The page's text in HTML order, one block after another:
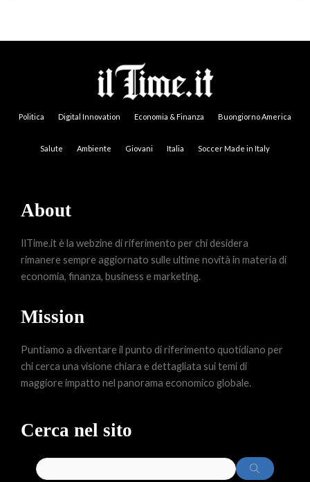
Politica Digital Innovation Economia & Finanza Buongiorno America
Salute Ambiente Giovani Italia Soccer Made in Italy
About
IlTime.it è la webzine di riferimento per chi desidera
rimanere sempre aggiornato sulle ultime novità in materia di
economia, finanza, business e marketing.
Mission
Puntiamo a diventare il punto di riferimento quotidiano per
chi cerca una visione chiara e dettagliata sui temi di
maggiore impatto nel panorama economico globale.
Cerca nel sito